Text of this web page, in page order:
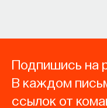
Подпишись на
В каждом
ссылок от